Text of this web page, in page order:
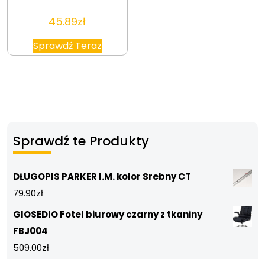
45.89zł
Sprawdź Teraz
Sprawdź te Produkty
DŁUGOPIS PARKER I.M. kolor Srebny CT
79.90zł
GIOSEDIO Fotel biurowy czarny z tkaniny
FBJ004
509.00zł